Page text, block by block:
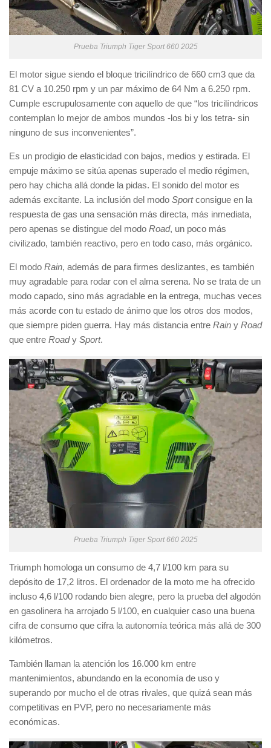
Prueba Triumph Tiger Sport 660 2025
El motor sigue siendo el bloque tricilíndrico de 660 cm3 que da
81 CV a 10.250 rpm y un par máximo de 64 Nm a 6.250 rpm.
Cumple escrupulosamente con aquello de que “los tricilíndricos
contemplan lo mejor de ambos mundos -los bi y los tetra- sin
ninguno de sus inconvenientes”.
Es un prodigio de elasticidad con bajos, medios y estirada. El
empuje máximo se sitúa apenas superado el medio régimen,
pero hay chicha allá donde la pidas. El sonido del motor es
además excitante. La inclusión del modo Sportconsigue en la
respuesta de gas una sensación más directa, más inmediata,
pero apenas se distingue del modo Road, un poco más
civilizado, también reactivo, pero en todo caso, más orgánico.
El modo Rain, además de para firmes deslizantes, es también
muy agradable para rodar con el alma serena. No se trata de un
modo capado, sino más agradable en la entrega, muchas veces
más acorde con tu estado de ánimo que los otros dos modos,
que siempre piden guerra. Hay más distancia entre Rain y Road
que entre Roady Sport.
Prueba Triumph Tiger Sport 660 2025
Triumph homologa un consumo de 4,7 l/100 km para su
depósito de 17,2 litros. El ordenador de la moto me ha ofrecido
incluso 4,6 l/100 rodando bien alegre, pero la prueba del algodón
en gasolinera ha arrojado 5 l/100, en cualquier caso una buena
cifra de consumo que cifra la autonomía teórica más allá de 300
kilómetros.
También llaman la atención los 16.000 km entre
mantenimientos, abundando en la economía de uso y
superando por mucho el de otras rivales, que quizá sean más
competitivas en PVP, pero no necesariamente más
económicas.